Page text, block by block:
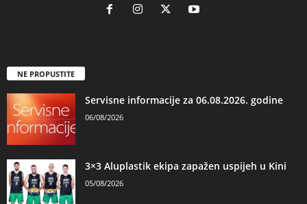
NE PROPUSTITE
Servisne informacije za 06.08.2026. godine
06/08/2026
3×3 Aluplastik ekipa zapažen uspijeh u Kini
05/08/2026